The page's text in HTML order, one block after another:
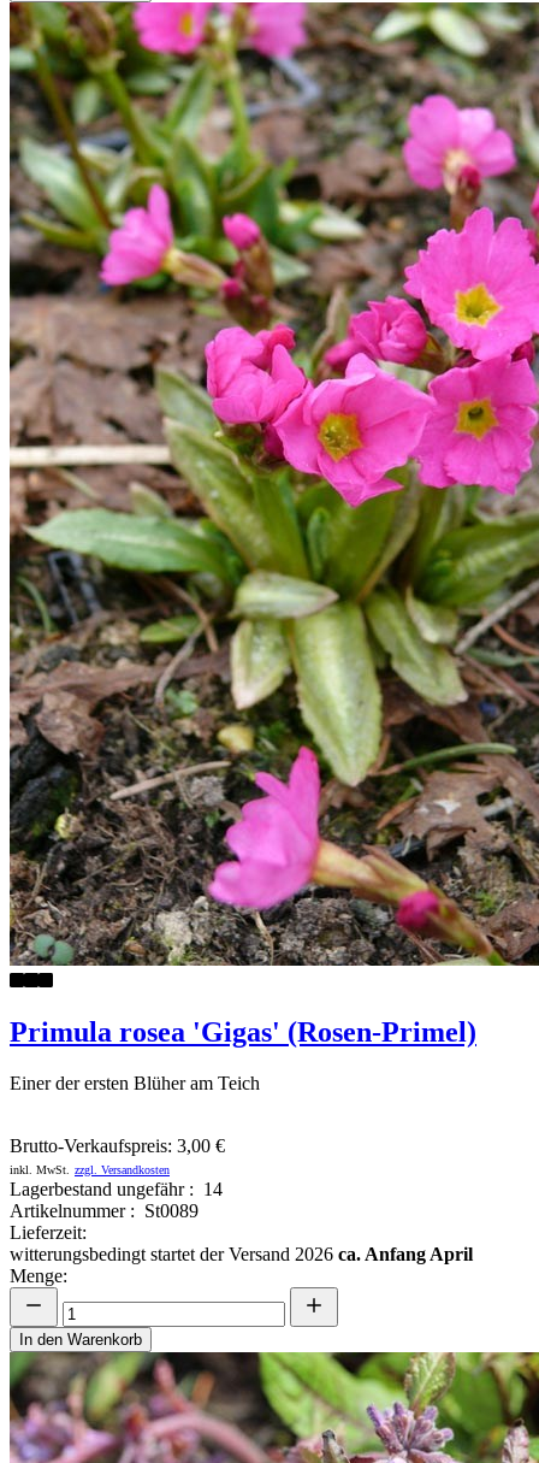
Primula rosea 'Gigas' (Rosen-Primel)
Einer der ersten Blüher am Teich
Brutto-Verkaufspreis: 3,00 €
inkl. MwSt. zzgl. Versandkosten
Lagerbestand ungefähr : 14
Artikelnummer : St0089
Lieferzeit:
witterungsbedingt startet der Versand 2026 ca. Anfang April
Menge:
In den Warenkorb